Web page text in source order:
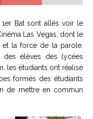
1er Bat sont allés voir le
Las Vegas, dont le
et la force de la parole.
des élèves des lycées
les étudiants ont réalisé
formés des étudiants
de mettre en commun